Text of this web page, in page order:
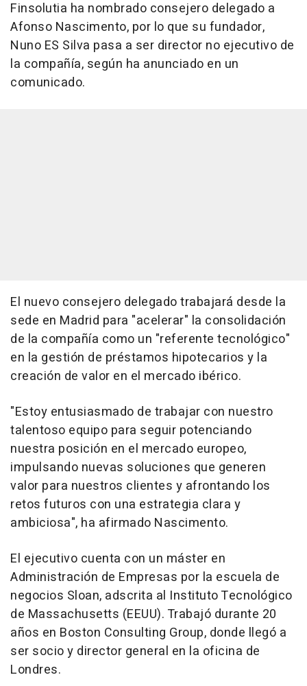
Finsolutia ha nombrado consejero delegado a
Afonso Nascimento, por lo que su fundador,
Nuno ES Silva pasa a ser director no ejecutivo de
la compañía, según ha anunciado en un
comunicado.
El nuevo consejero delegado trabajará desde la
sede en Madrid para "acelerar" la consolidación
de la compañía como un "referente tecnológico"
en la gestión de préstamos hipotecarios y la
creación de valor en el mercado ibérico.
"Estoy entusiasmado de trabajar con nuestro
talentoso equipo para seguir potenciando
nuestra posición en el mercado europeo,
impulsando nuevas soluciones que generen
valor para nuestros clientes y afrontando los
retos futuros con una estrategia clara y
ambiciosa", ha afirmado Nascimento.
El ejecutivo cuenta con un máster en
Administración de Empresas por la escuela de
negocios Sloan, adscrita al Instituto Tecnológico
de Massachusetts (EEUU). Trabajó durante 20
años en Boston Consulting Group, donde llegó a
ser socio y director general en la oficina de
Londres.